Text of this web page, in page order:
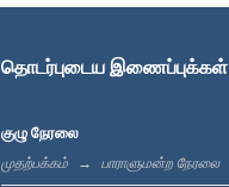
தொடர்புடைய இணைப்புக்கள்
குழு நேரலை
முதற்பக்கம் பாராளுமன்ற நேரலை